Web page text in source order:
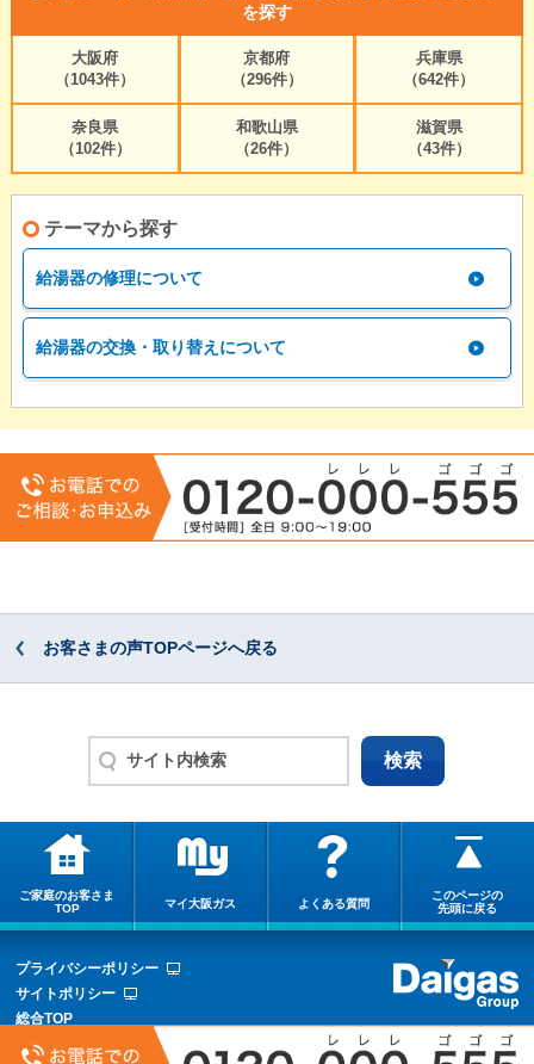
を探す
大阪府
（1043件）
京都府
（296件）
兵庫県
（642件）
奈良県
（102件）
和歌山県
（26件）
滋賀県
（43件）
テーマから探す
給湯器の修理について
給湯器の交換・取り替えについて
お客さまの声TOPページへ戻る
ご家庭のお客さま
TOP
マイ大阪ガス よくある質問
このページの
先頭に戻る
プライバシーポリシー
サイトポリシー
総合TOP
サイトマップ